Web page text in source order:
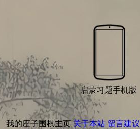
启蒙习题手机版
我的座子围棋主页关于本站 留言建议